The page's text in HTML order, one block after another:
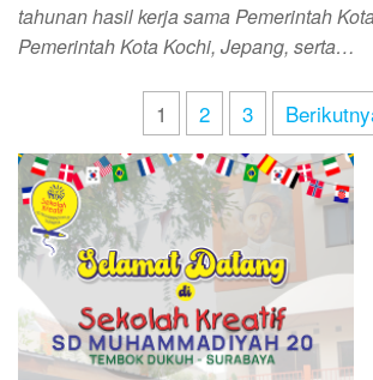
tahunan hasil kerja sama Pemerintah
Pemerintah Kota Kochi, Jepang, serta…
1 2 3